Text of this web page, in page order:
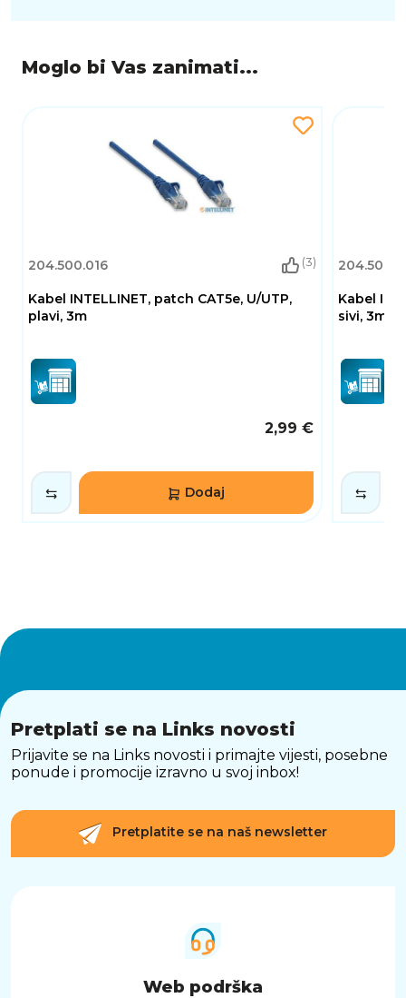
Moglo bi Vas zanimati...
204.500.016 (3)
Kabel INTELLINET, patch CAT5e, U/UTP,
plavi, 3m
2,99 €
Dodaj
Kabel
sivi, 3m
Pretplati se na Links novosti
Prijavite se na Links novosti i primajte vijesti, posebne
ponude i promocije izravno u svoj inbox!
Pretplatite se na naš newsletter
Web podrška